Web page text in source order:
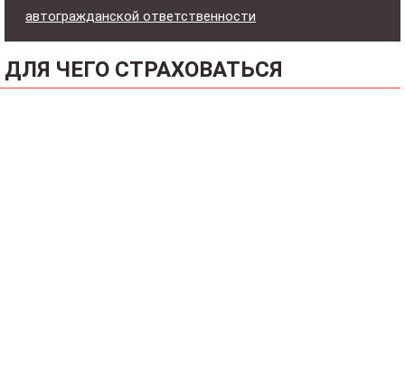
автогражданской ответственности
ДЛЯ ЧЕГО СТРАХОВАТЬСЯ